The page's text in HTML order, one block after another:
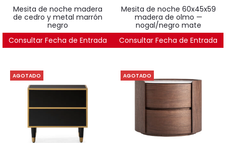
mesita de noche madera
de cedro y metal marrón
negro
620€
Consultar Fecha de Entrada
mesita de noche 60x45x59
madera de olmo —
nogal/negro mate
862€
Consultar Fecha de Entrada
AGOTADO AGOTADO